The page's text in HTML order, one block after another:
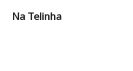
Na Telinha